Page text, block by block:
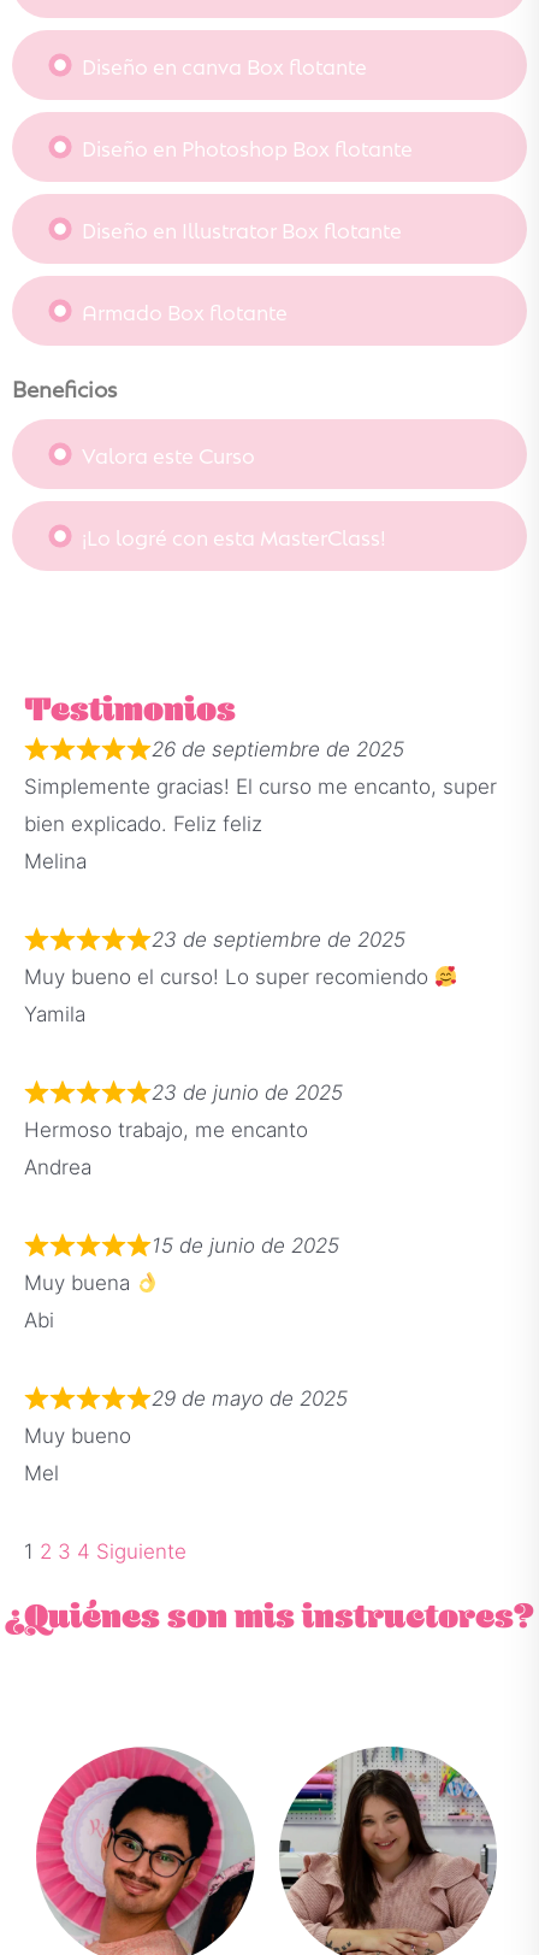
Diseño en canva Box flotante
Diseño en Photoshop Box flotante
Diseño en Illustrator Box flotante
Armado Box flotante
Beneficios
Valora este Curso
¡Lo logré con esta MasterClass!
Testimonios
26 de septiembre de 2025
Simplemente gracias! El curso me encanto, super
bien explicado. Feliz feliz
Melina
23 de septiembre de 2025
Muy bueno el curso! Lo super recomiendo
Yamila
23 de junio de 2025
Hermoso trabajo, me encanto
Andrea
15 de junio de 2025
Muy buena
Abi
29 de mayo de 2025
Muy bueno
Mel
1 2 3 4 Siguiente
¿Quiénes son mis instructores?